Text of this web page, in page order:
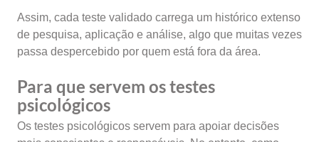
Assim, cada teste validado carrega um histórico extenso
de pesquisa, aplicação e análise, algo que muitas vezes
passa despercebido por quem está fora da área.
Para que servem os testes
psicológicos
Os testes psicológicos servem para apoiar decisões